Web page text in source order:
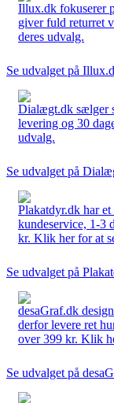
Illux.dk fokuserer
giver fuld returret
deres udvalg.
Se udvalget på
Dialægt.dk sælger
levering og 30
udvalg.
Se udvalget på
Plakatdyr.dk har
kundeservice, 1-3
kr. Klik her for at
Se udvalget på
desaGraf.dk
derfor levere ret
over 399 kr. Klik
Se udvalget på